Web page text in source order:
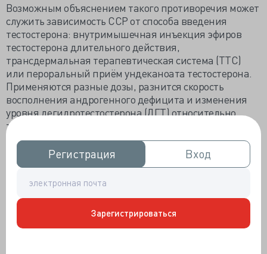
Регистрация
Регистрация Вход
Вход
Зарегистрироваться
Возможным объяснением такого противоречия может
служить зависимость ССР от способа введения
тестостерона: внутримышечная инъекция эфиров
тестостерона длительного действия,
трансдермальная терапевтическая система (ТТС)
или пероральный приём ундеканоата тестостерона.
Применяются разные дозы, разнится скорость
восполнения андрогенного дефицита и изменения
уровня дегидротестостерона (ДГТ) относительно
тестостерона. Тестостерон в ТТС и перорально
подвергается ускоренной метаболизации 5-альфа-
редуктазой в коже и печени, что ведёт к повышению
сывороточного ДГТ по отношению к тестостерону и
сывороточный ДГТ ассоциирован с повышенной
частотой развития сердечно-сосудистых
заболеваний, инсультов и общей смертности.